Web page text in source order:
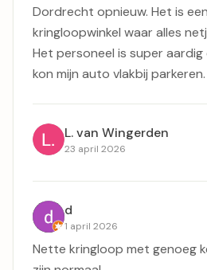
Dordrecht opnieuw. Het is
kringloopwinkel waar alles
Het personeel is super aardig
kon mijn auto vlakbij parkeren.
L. van Wingerden
23 april 2026
d
1 april 2026
Nette kringloop met genoeg